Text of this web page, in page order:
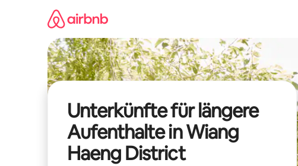
Unterkünfte für längere
Aufenthalte in Wiang
Haeng District